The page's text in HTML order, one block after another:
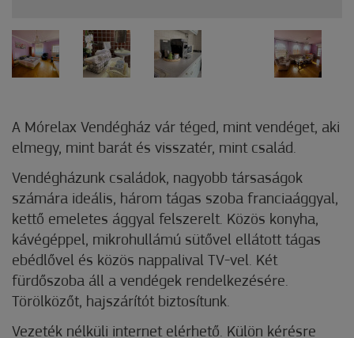
A Mórelax Vendégház vár téged, mint vendéget, aki
elmegy, mint barát és visszatér, mint család.
Vendégházunk családok, nagyobb társaságok
számára ideális, három tágas szoba franciaággyal,
kettő emeletes ággyal felszerelt. Közös konyha,
kávégéppel, mikrohullámú sütővel ellátott tágas
ebédlővel és közös nappalival TV-vel. Két
fürdőszoba áll a vendégek rendelkezésére.